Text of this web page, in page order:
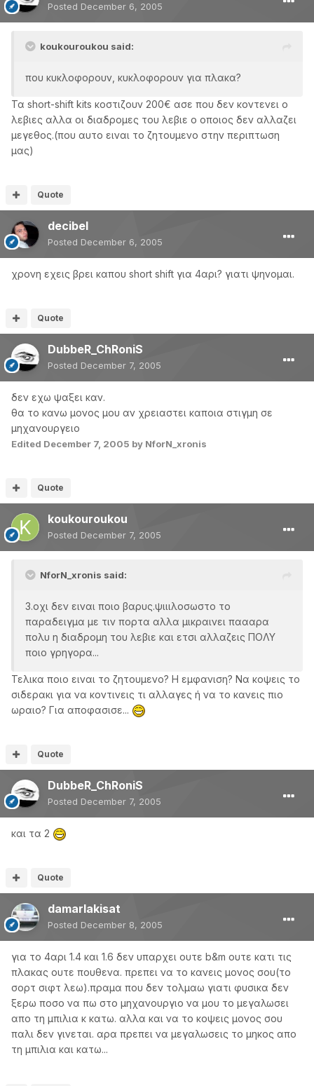
Posted December 6, 2005
koukouroukou said:
που κυκλοφορουν, κυκλοφορουν για πλακα?
Τα short-shift kits κοστιζουν 200€ ασε που δεν κοντενει ο
λεβιες αλλα οι διαδρομες του λεβιε ο οποιος δεν αλλαζει
μεγεθος.(που αυτο ειναι το ζητουμενο στην περιπτωση
μας)
Quote
decibel
Posted December 6, 2005
χρονη εχεις βρει καπου short shift για 4αρι? γιατι ψηνομαι.
Quote
DubbeR_ChRoniS
Posted December 7, 2005
δεν εχω ψαξει καν.
θα το κανω μονος μου αν χρειαστει καποια στιγμη σε
μηχανουργειο
Edited December 7, 2005 by NforN_xronis
Quote
koukouroukou
Posted December 7, 2005
NforN_xronis said:
3.οχι δεν ειναι ποιο βαρυς.ψιιιλοσωστο το
παραδειγμα με τιν πορτα αλλα μικραινει παααρα
πολυ η διαδρομη του λεβιε και ετσι αλλαζεις ΠΟΛΥ
ποιο γρηγορα...
Τελικα ποιο ειναι το ζητουμενο? Η εμφανιση? Να κοψεις το
σιδερακι για να κοντινεις τι αλλαγες ή να το κανεις πιο
ωραιο? Για αποφασισε...
Quote
DubbeR_ChRoniS
Posted December 7, 2005
και τα 2
Quote
damarlakisat
Posted December 8, 2005
για το 4αρι 1.4 και 1.6 δεν υπαρχει ουτε b&m ουτε κατι τις
πλακας ουτε πουθενα. πρεπει να το κανεις μονος σου(το
σορτ σιφτ λεω).πραμα που δεν τολμαω γιατι φυσικα δεν
ξερω ποσο να πω στο μηχανουργιο να μου το μεγαλωσει
απο τη μπιλια κ κατω. αλλα και να το κοψεις μονος σου
παλι δεν γινεται. αρα πρεπει να μεγαλωσεις το μηκος απο
τη μπιλια και κατω...